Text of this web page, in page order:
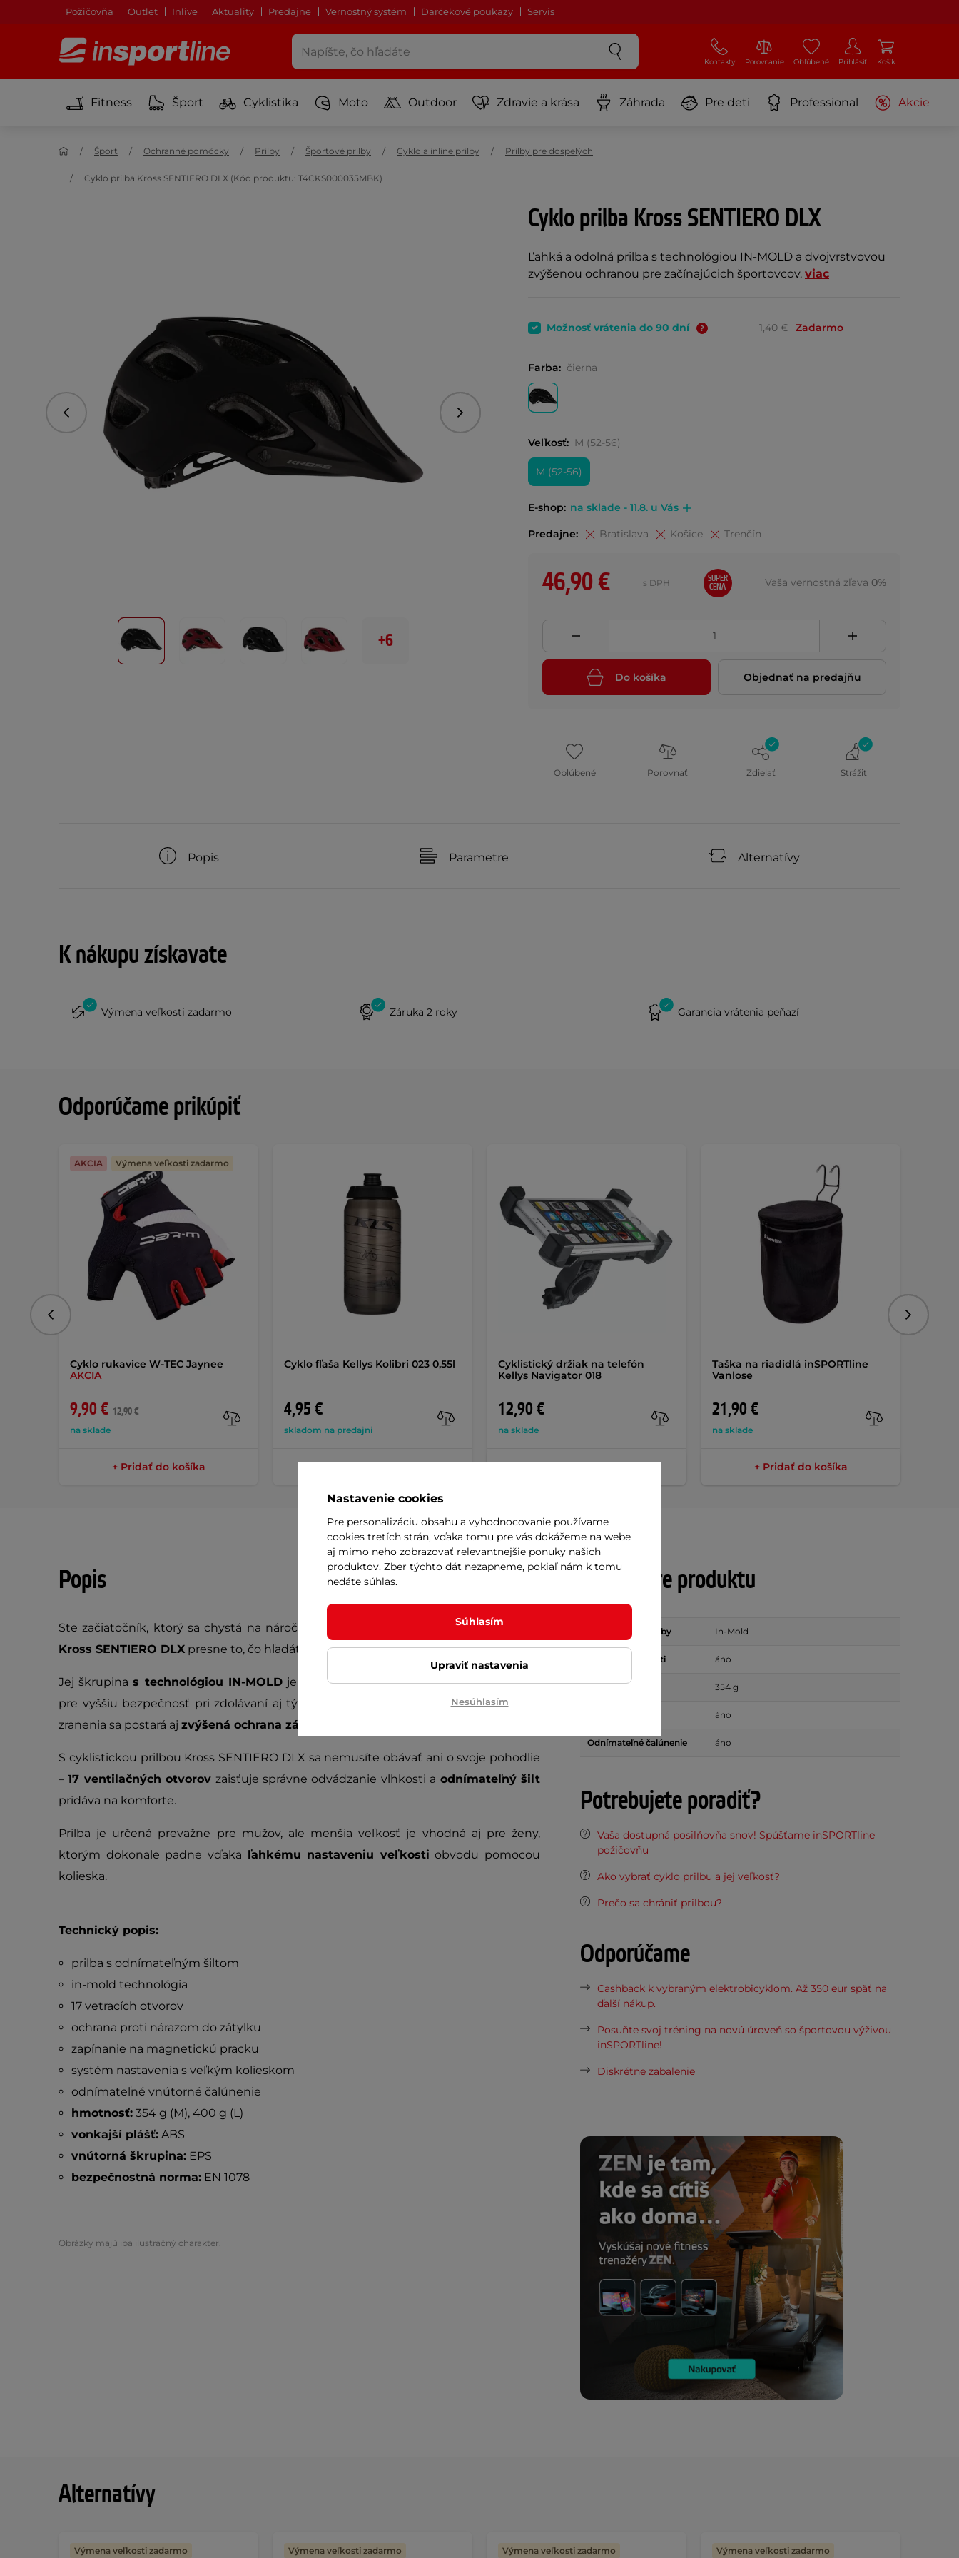
Požičovňa Outlet Inlive Aktuality Predajne Vernostný systém Darčekové poukazy Servis
Kontakty Porovnanie Obľúbené Prihlásiť Košík
Fitness Šport Cyklistika Moto Outdoor Zdravie a krása Záhrada Pre deti Professional Akcie
Šport Ochranné pomôcky Prilby Športové prilby Cyklo a inline prilby Prilby pre dospelých
Cyklo prilba Kross SENTIERO DLX (Kód produktu: T4CKS000035MBK)
Cyklo prilba Kross SENTIERO DLX
Ľahká a odolná prilba s technológiou IN-MOLD a dvojvrstvovou
zvýšenou ochranou pre začínajúcich športovcov. viac
Predchádzajúce Nasledujúce
+6
Možnosť vrátenia do 90 dní 1,40 € Zadarmo
Farba: čierna
Veľkosť: M (52-56)
M (52-56)
E-shop: na sklade - 11.8. u Vás
Predajne: Bratislava Košice Trenčín
46,90 € s DPH
SUPER
CENA
Vaša vernostná zľava 0%
Do košíka Objednať na predajňu
Obľúbené Porovnať Zdielať Strážiť
Popis Parametre Alternatívy
K nákupu získavate
Výmena veľkosti zadarmo Záruka 2 roky Garancia vrátenia peňazí
Odporúčame prikúpiť
Cyklo rukavice W-TEC Jaynee
AKCIA
9,90 € 12,90 €
na sklade
AKCIA Výmena veľkosti zadarmo
+ Pridať do košíka
Cyklo fľaša Kellys Kolibri 023 0,55l
4,95 €
skladom na predajni
Cyklistický držiak na telefón
Kellys Navigator 018
12,90 €
na sklade
Taška na riadidlá inSPORTline
Vanlose
21,90 €
na sklade
+ Pridať do košíka
Predchádzajúce
Popis
Ste začiatočník, ktorý sa chystá na náročnejšie lesné trasy? Potom jecyklo prilba
Kross SENTIERO DLX presne to, čo hľadáte.
Jej škrupinas technológiou IN-MOLDje zložená hneď z dvoch druhov materiálov
pre vyššiu bezpečnosť pri zdolávaní aj tých najnáročnejších ciest. O zníženie rizika
zranenia sa postará aj zvýšená ochrana zátylku
S cyklistickou prilbou Kross SENTIERO DLX sa nemusíte obávať ani o svoje pohodlie
–17 ventilačných otvorov zaisťuje správne odvádzanie vlhkosti a odnímateľný šilt
pridáva na komforte.
Prilba je určená prevažne pre mužov, ale menšia veľkosť je vhodná aj pre ženy,
ktorým dokonale padne vďaka ľahkému nastaveniu veľkosti obvodu pomocou
kolieska.
Technický popis:
prilba s odnímateľným šiltom
in-mold technológia
17 vetracích otvorov
ochrana proti nárazom do zátylku
zapínanie na magnetickú pracku
systém nastavenia s veľkým kolieskom
odnímateľné vnútorné čalúnenie
hmotnosť:354 g (M), 400 g (L)
vonkajší plášť:ABS
vnútorná škrupina:EPS
bezpečnostná norma:EN 1078
Obrázky majú iba ilustračný charakter.
Parametre produktu
Technológia výroby In-Mold
Regulácia veľkosti áno
Hmotnosť (g) 354 g
áno
Odnímateľné čalúnenie áno
Potrebujete poradiť?
Vaša dostupná posilňovňa snov! Spúšťame inSPORTline
požičovňu
Ako vybrať cyklo prilbu a jej veľkosť?
Prečo sa chrániť prilbou?
Odporúčame
Cashback k vybraným elektrobicyklom. Až 350 eur späť na
ďalší nákup.
Posuňte svoj tréning na novú úroveň so športovou výživou
inSPORTline!
Diskrétne zabalenie
Alternatívy
Výmena veľkosti zadarmo Výmena veľkosti zadarmo Výmena veľkosti zadarmo Výmena veľkosti zadarmo
Nastavenie cookies
Pre personalizáciu obsahu a vyhodnocovanie používame
cookies tretích strán, vďaka tomu pre vás dokážeme na webe
aj mimo neho zobrazovať relevantnejšie ponuky našich
produktov. Zber týchto dát nezapneme, pokiaľ nám k tomu
nedáte súhlas.
Súhlasím
Upraviť nastavenia
Nesúhlasím